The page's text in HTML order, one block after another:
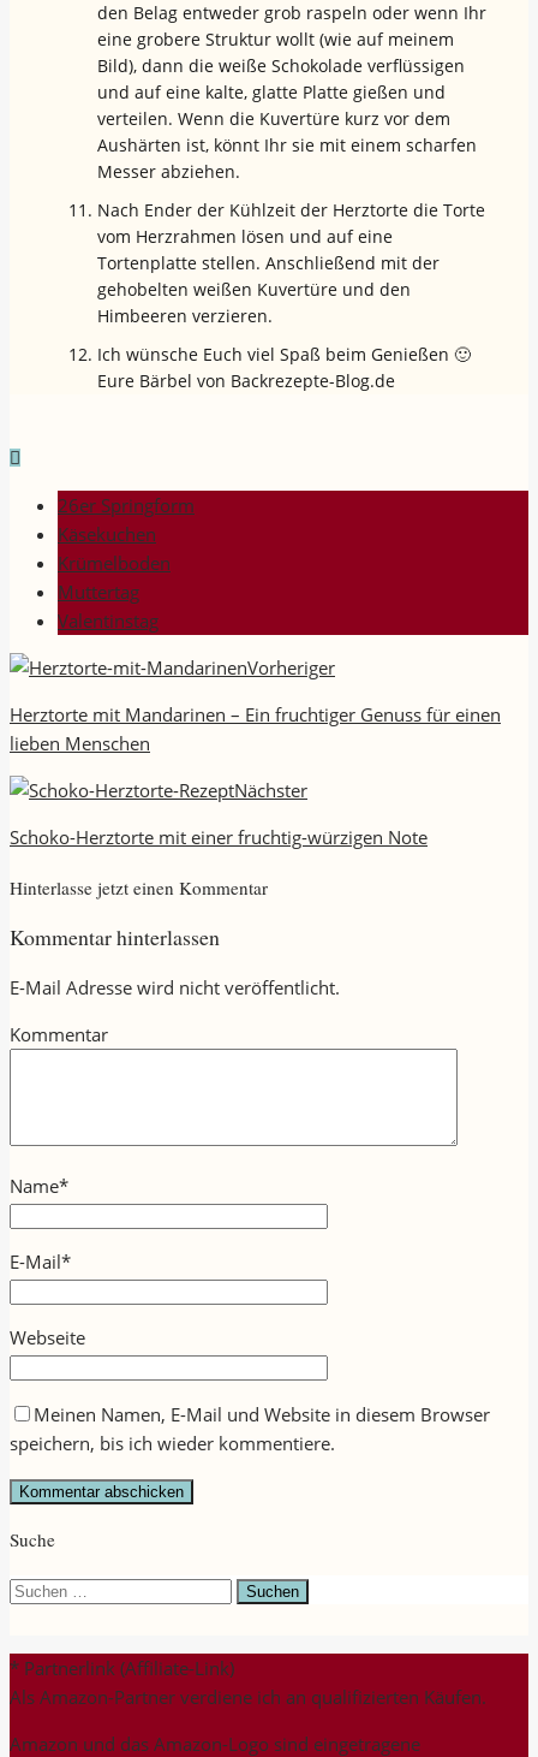
den Belag entweder grob raspeln oder wenn Ihr
eine grobere Struktur wollt (wie auf meinem
Bild), dann die weiße Schokolade verflüssigen
und auf eine kalte, glatte Platte gießen und
verteilen. Wenn die Kuvertüre kurz vor dem
Aushärten ist, könnt Ihr sie mit einem scharfen
Messer abziehen.
Nach Ender der Kühlzeit der Herztorte die Torte
vom Herzrahmen lösen und auf eine
Tortenplatte stellen. Anschließend mit der
gehobelten weißen Kuvertüre und den
Himbeeren verzieren.
Ich wünsche Euch viel Spaß beim Genießen 🙂
Eure Bärbel von Backrezepte-Blog.de
26er Springform
Käsekuchen
Krümelboden
Muttertag
Valentinstag
Vorheriger
Herztorte mit Mandarinen – Ein fruchtiger Genuss für einen
lieben Menschen
Nächster
Schoko-Herztorte mit einer fruchtig-würzigen Note
Hinterlasse jetzt einen Kommentar
Kommentar hinterlassen
E-Mail Adresse wird nicht veröffentlicht.
Kommentar
Name*
E-Mail*
Webseite
Meinen Namen, E-Mail und Website in diesem Browser
speichern, bis ich wieder kommentiere.
Suche
Suchen
* Partnerlink (Affiliate-Link)
Als Amazon-Partner verdiene ich an qualifizierten Käufen.
Amazon und das Amazon-Logo sind eingetragene